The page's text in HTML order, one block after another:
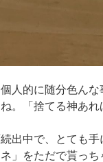
人的に随分色んな
。「捨てる神あ
出中で、とても手
」をただで貰っち